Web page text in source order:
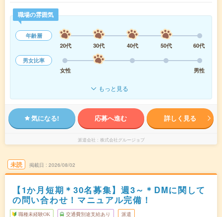
職場の雰囲気
年齢層
20代
30代 40代 50代
60代
男女比率
女性
男性
もっと見る
気になる! 応募へ進む 詳しく見る
派遣会社 株式会社グルージョブ
未読 掲載日 2026/08/02
【1か月短期＊30名募集】週3～＊DMに関して
の問い合わせ！マニュアル完備！
職種未経験OK 交通費別途支給あり 派遣